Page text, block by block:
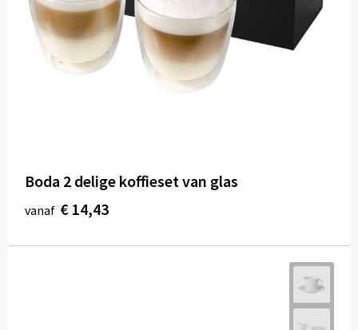
Boda 2 delige koffieset van glas
vanaf € 14,43